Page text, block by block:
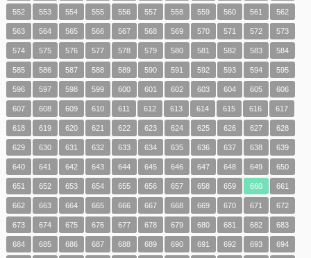
552 553 554 555 556 557 558 559 560 561 562
563 564 565 566 567 568 569 570 571 572 573
574 575 576 577 578 579 580 581 582 583 584
585 586 587 588 589 590 591 592 593 594 595
596 597 598 599 600 601 602 603 604 605 606
607 608 609 610 611 612 613 614 615 616 617
618 619 620 621 622 623 624 625 626 627 628
629 630 631 632 633 634 635 636 637 638 639
640 641 642 643 644 645 646 647 648 649 650
651 652 653 654 655 656 657 658 659 660 661
662 663 664 665 666 667 668 669 670 671 672
673 674 675 676 677 678 679 680 681 682 683
684 685 686 687 688 689 690 691 692 693 694